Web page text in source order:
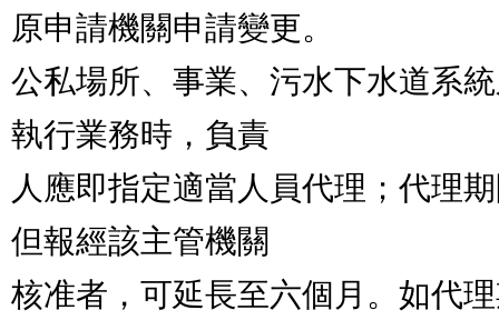
原申請機關申請變更。
公私場所、事業、污水下水道系
執行業務時，負責
人應即指定適當人員代理；代理
但報經該主管機關
核准者，可延長至六個月。如代